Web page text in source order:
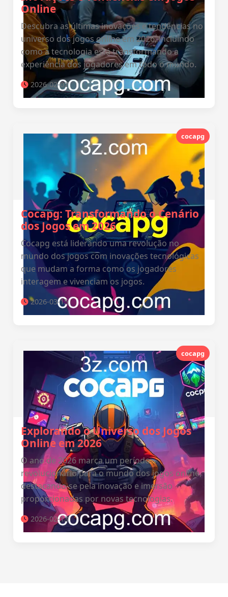
Online
Descubra as últimas inovações e tendências no
universo dos jogos online em 2026, incluindo
como a tecnologia está transformando a
experiência dos jogadores em todo o mundo.
2026-02-07
cocapg
Cocapg: Transformando o Cenário
dos Jogos em 2026
Cocapg está liderando uma revolução no
mundo dos jogos com inovações tecnológicas
que mudam a forma como os jogadores
interagem e vivenciam os jogos.
2026-03-15
cocapg
Explorando o Universo dos Jogos
Online em 2026
O ano de 2026 marca um período
revolucionário para o mundo dos jogos online,
destacando-se pela inovação e imersão
proporcionadas por novas tecnologias.
2026-02-13